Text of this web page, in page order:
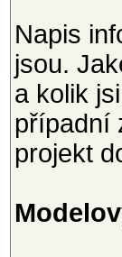
Napis
jsou.
a kolik
případní
projekt